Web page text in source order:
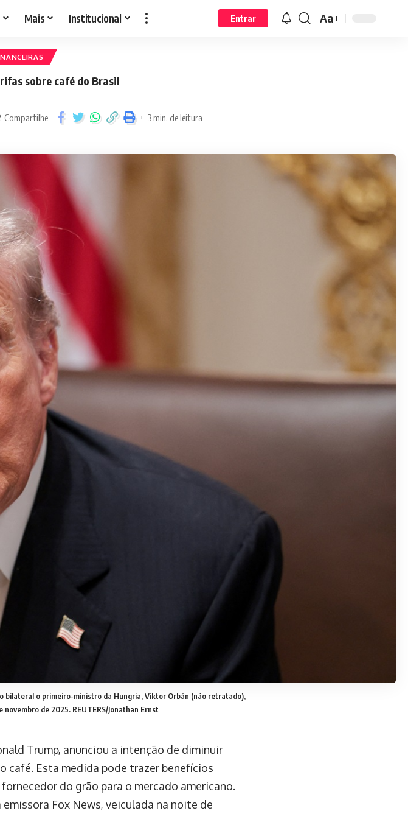
Mais Institucional Entrar Aa
sobre café do Brasil
Compartilhe 3 min. de leitura
bilateral o primeiro-ministro da Hungria, Viktor Orbán (não retratado),
novembro de 2025. REUTERS/Jonathan Ernst
Trump, anunciou a intenção de diminuir
café. Esta medida pode trazer benefícios
do grão para o mercado americano.
Fox News, veiculada na noite de